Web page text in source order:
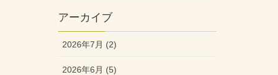
アーカイブ
2026年7月 (2)
2026年6月 (5)